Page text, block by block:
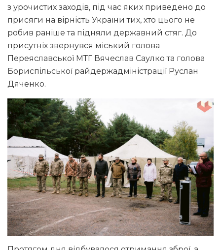
з урочистих заходів, під час яких приведено до
присяги на вірність України тих, хто цього не
робив раніше та підняли державний стяг. До
присутніх звернувся міський голова
Переяславської МТГ Вячеслав Саулко та голова
Бориспільської райдержадміністрації Руслан
Дяченко.